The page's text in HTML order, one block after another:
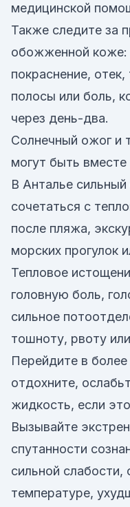
медицинской
Также следите за
обожженной коже:
покраснение,
полосы или боль,
через день-два.
Солнечный ожог и
могут быть вместе
В Анталье
сочетаться с
после пляжа,
морских прогулок
Тепловое
головную боль,
сильное
тошноту, рвоту
Перейдите в
отдохните,
жидкость, если
Вызывайте
спутанности
сильной слабости,
температуре,